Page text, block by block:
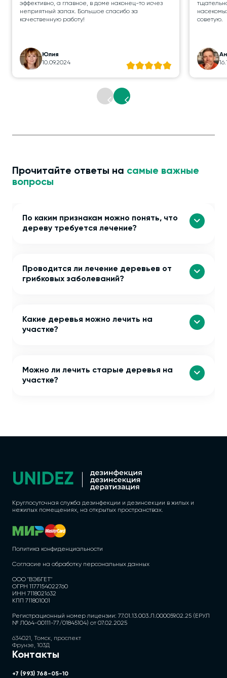
эффективно, а главное, в доме наконец-то исчез
неприятный запах. Большое спасибо за
качественную работу!
Юлия
10.09.2024
советую.
Прочитайте ответы на самые важные
вопросы
По каким признакам можно понять, что
дереву требуется лечение?
Проводится ли лечение деревьев от
грибковых заболеваний?
Какие деревья можно лечить на
участке?
Можно ли лечить старые деревья на
участке?
Круглосуточная служба дезинфекции и дезинсекции в жилых и
нежилых помещениях, на открытых пространствах.
Политика конфиденциальности
Согласие на обработку персональных данных
ООО "ВЭБГЕТ"
ОГРН 1177154022760
ИНН 7118021632
КПП 711801001
Регистрационный номер лицензии: 77.01.13.003.Л.000059.02.25 (ЕРУЛ
№ Л064-00111-77/01845104) от 07.02.2025
634021, Томск, проспект
Фрунзе, 103Д
Контакты
+7 (993) 768-05-10